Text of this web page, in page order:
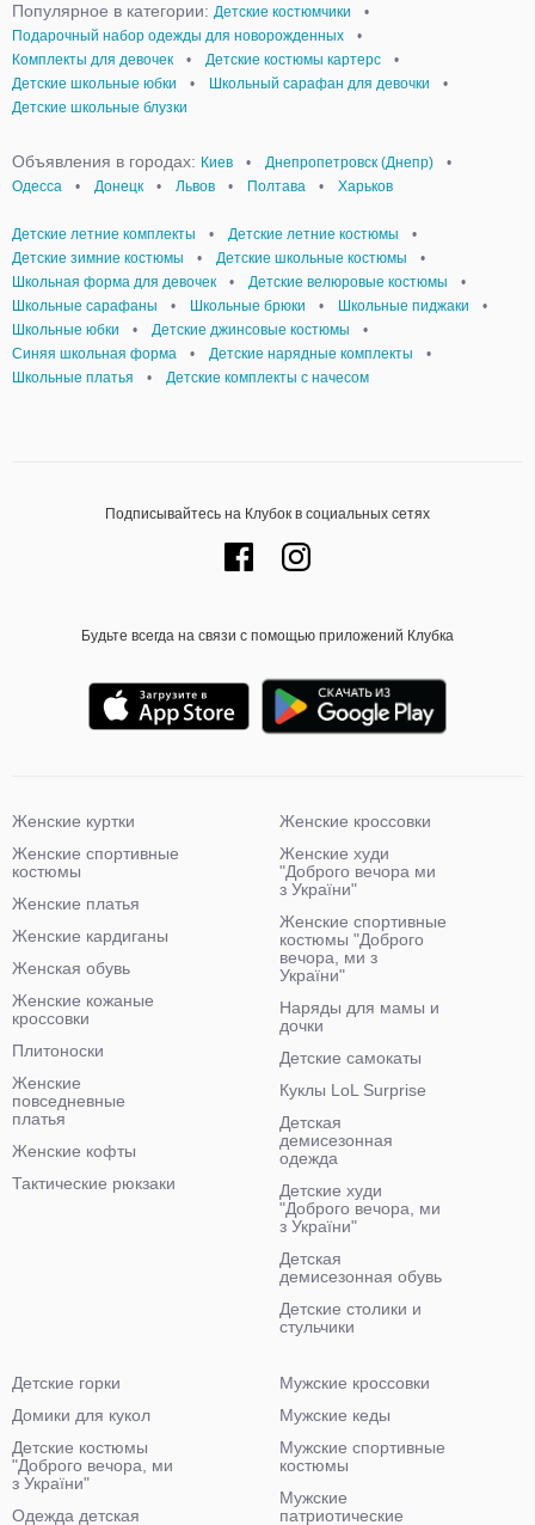
Популярное в категории: Детские костюмчики
•
Подарочный набор одежды для новорожденных
•
Комплекты для девочек
• Детские костюмы картерс
•
Детские школьные юбки
• Школьный сарафан для девочки
•
Детские школьные блузки
Объявления в городах: Киев • Днепропетровск (Днепр)
•
Одесса
• Донецк • Львов • Полтава • Харьков
Детские летние комплекты • Детские летние костюмы
•
Детские зимние костюмы
• Детские школьные костюмы
•
Школьная форма для девочек
• Детские велюровые костюмы
•
Школьные сарафаны
• Школьные брюки • Школьные пиджаки
•
Школьные юбки
• Детские джинсовые костюмы
•
Синяя школьная форма
• Детские нарядные комплекты
•
Школьные платья
• Детские комплекты с начесом
Подписывайтесь на Клубок в социальных сетях
Будьте всегда на связи с помощью приложений Клубка
Женские куртки
Женские спортивные
костюмы
Женские платья
Женские кардиганы
Женская обувь
Женские кожаные
кроссовки
Плитоноски
Женские
повседневные
платья
Женские кофты
Тактические рюкзаки
Женские кроссовки
Женские худи
"Доброго вечора ми
з України"
Женские спортивные
костюмы "Доброго
вечора, ми з
України"
Наряды для мамы и
дочки
Детские самокаты
Куклы LoL Surprise
Детская
демисезонная
одежда
Детские худи
"Доброго вечора, ми
з України"
Детская
демисезонная обувь
Детские столики и
стульчики
Детские горки
Домики для кукол
Детские костюмы
"Доброго вечора, ми
з України"
Одежда детская
Мужские кроссовки
Мужские кеды
Мужские спортивные
костюмы
Мужские
патриотические